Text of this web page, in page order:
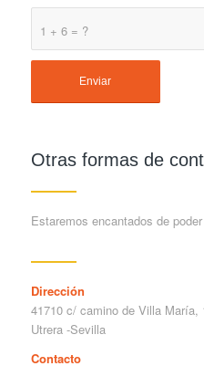
1 + 6 = ?
Otras formas de
Estaremos encantados de
Dirección
41710 c/ camino de Villa María,
Utrera -Sevilla
Contacto